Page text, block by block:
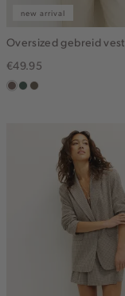
new arrival
Oversized gebreid vest
€49.95
taupe
groen,
bruin